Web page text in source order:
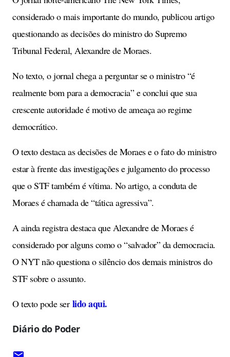
considerado o mais importante do mundo, publicou artigo
questionando as decisões do ministro do Supremo
Tribunal Federal, Alexandre de Moraes.
No texto, o jornal chega a perguntar se o ministro “é
realmente bom para a democracia” e conclui que sua
crescente autoridade é motivo de ameaça ao regime
democrático.
O texto destaca as decisões de Moraes e o fato do ministro
estar à frente das investigações e julgamento do processo
que o STF também é vítima. No artigo, a conduta de
Moraes é chamada de “tática agressiva”.
A ainda registra destaca que Alexandre de Moraes é
considerado por alguns como o “salvador” da democracia.
O NYT não questiona o silêncio dos demais ministros do
STF sobre o assunto.
O texto pode ser lido aqui.
Diário do Poder